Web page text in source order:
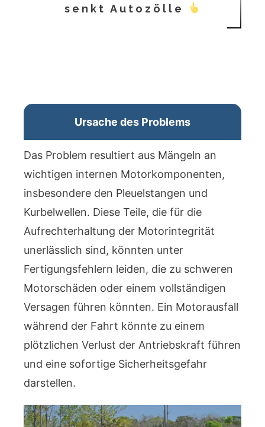
senkt Autozölle
Ursache des Problems
Das Problem resultiert aus Mängeln an
wichtigen internen Motorkomponenten,
insbesondere den Pleuelstangen und
Kurbelwellen. Diese Teile, die für die
Aufrechterhaltung der Motorintegrität
unerlässlich sind, könnten unter
Fertigungsfehlern leiden, die zu schweren
Motorschäden oder einem vollständigen
Versagen führen könnten. Ein Motorausfall
während der Fahrt könnte zu einem
plötzlichen Verlust der Antriebskraft führen
und eine sofortige Sicherheitsgefahr
darstellen.